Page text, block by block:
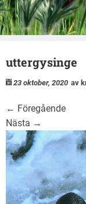
uttergysinge
23 oktober, 2020 av
← Föregående
Nästa →